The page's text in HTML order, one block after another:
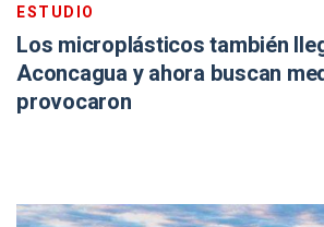
ESTUDIO
Los microplásticos también
Aconcagua y ahora buscan
provocaron